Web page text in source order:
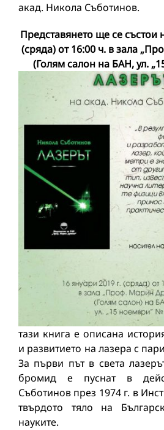
акад. Никола Съботинов.
Представянето ще се състои
(сряда) от 16:00 ч. в зала
(Голям салон на БАН, ул.
тази книга е описана
и развитието на лазера с
За първи път в света
бромид е пуснат в
Съботинов през 1974 г. в
твърдото тяло на
науките.